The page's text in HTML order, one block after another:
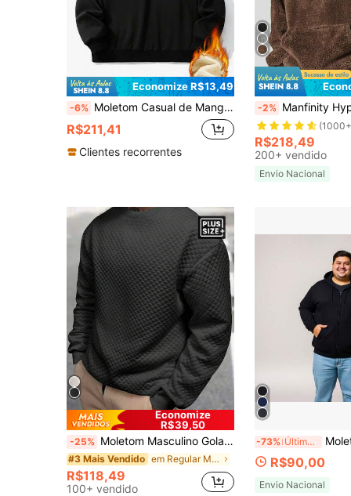
Economize R$13,49
-6% Moletom Casual de Manga Longa com Zíper Parcial em Fleece de Cor Sólida, Plus Size, Outono/Inverno
R$211,41
Clientes recorrentes
-2% Manfinity Hypemode Moletom com Capuz de Lã Fleece com Estampa de Letra, Plus Size Masculino, Moletom
R$218,49
200+ vendido
Envio Nacional
Economize
R$39,50
-25% Moletom Masculino Gola Careca de Manga Longa Ajuste Folgado Casual com Textura de Waffle, Plus Size
#3 Mais Vendido em Regular Moletons masculinos plus size
R$118,49
100+ vendido
-73% Último dia Moletom masculino
R$90,00
Envio Nacional